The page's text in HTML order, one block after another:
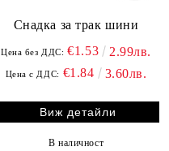
Снадка за трак шини
Цена без ДДС: €1.53 2.99лв.
Цена с ДДС: €1.84 3.60лв.
Виж детайли
В наличност